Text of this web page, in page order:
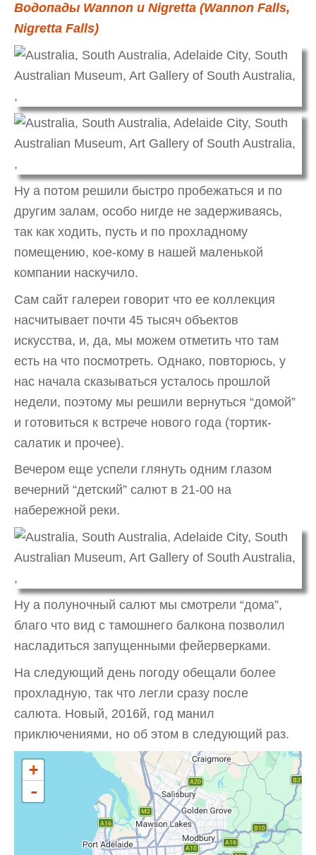
Водопады Wannon и Nigretta (Wannon Falls,
Nigretta Falls)
Ну а потом решили быстро пробежаться и по
другим залам, особо нигде не задерживаясь,
так как ходить, пусть и по прохладному
помещению, кое-кому в нашей маленькой
компании наскучило.
Сам сайт галереи говорит что ее коллекция
насчитывает почти 45 тысяч объектов
искусства, и, да, мы можем отметить что там
есть на что посмотреть. Однако, повторюсь, у
нас начала сказываться усталось прошлой
недели, поэтому мы решили вернуться “домой”
и готовиться к встрече нового года (тортик-
салатик и прочее).
Вечером еще успели глянуть одним глазом
вечерний “детский” салют в 21-00 на
набережной реки.
Ну а полуночный салют мы смотрели “дома”,
благо что вид с тамошнего балкона позволил
насладиться запущенными фейерверками.
На следующий день погоду обещали более
прохладную, так что легли сразу после
салюта. Новый, 2016й, год манил
приключениями, но об этом в следующий раз.
+
-